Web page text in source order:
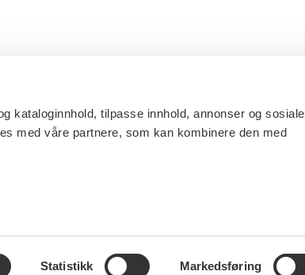
kataloginnhold, tilpasse innhold, annonser og sosiale
med våre partnere, som kan kombinere den med
Statistikk Markedsføring